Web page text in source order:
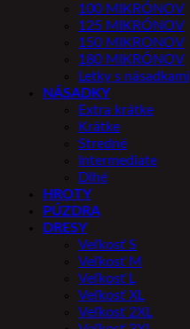
100 MIKRÓNOV
125 MIKRÓNOV
150 MIKRONOV
180 MIKRÓNOV
Letky s násadkami
NÁSADKY
Extra krátke
Krátke
Stredné
Intermediate
Dlhé
HROTY
PÚZDRA
DRESY
Veľkosť S
Veľkosť M
Veľkosť L
Veľkosť XL
Veľkosť 2XL